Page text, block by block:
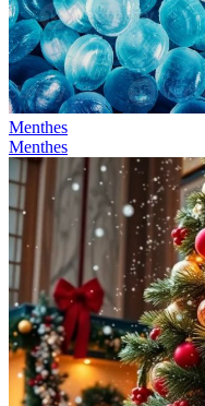
Menthes
Menthes